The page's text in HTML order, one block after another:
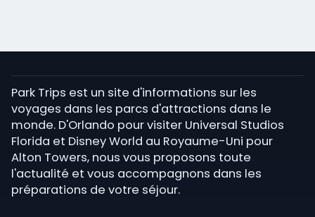
Park Trips est un site d'informations sur les
voyages dans les parcs d'attractions dans le
monde. D'Orlando pour visiter Universal Studios
Florida et Disney World au Royaume-Uni pour
Alton Towers, nous vous proposons toute
l'actualité et vous accompagnons dans les
préparations de votre séjour.